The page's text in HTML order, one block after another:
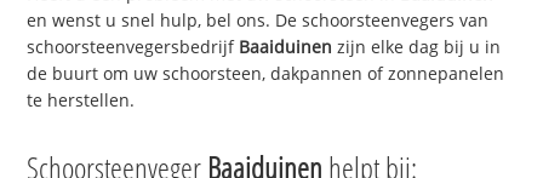
en wenst u snel hulp, bel ons. De schoorsteenvegers van
schoorsteenvegersbedrijf Baaiduinen zijn elke dag bij u in
de buurt om uw schoorsteen, dakpannen of zonnepanelen
te herstellen.
Schoorsteenveger Baaiduinen helpt bij: